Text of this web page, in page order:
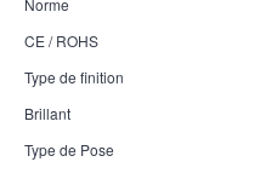
Norme
CE / ROHS
Type de finition
Brillant
Type de Pose